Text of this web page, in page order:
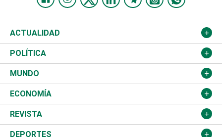
ACTUALIDAD
Nacional
Ciudad
Educación
Salud
Justicia
POLÍTICA
Partidos
JCE
TSE
Congreso Nacional
MUNDO
Estados Unidos
América Latina
Haití
ECONOMÍA
Finanzas
Turismo
REVISTA
Música
DEPORTES